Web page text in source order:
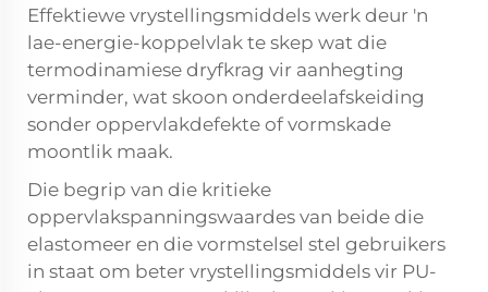
Effektiewe vrystellingsmiddels werk deur 'n
lae-energie-koppelvlak te skep wat die
termodinamiese dryfkrag vir aanhegting
verminder, wat skoon onderdeelafskeiding
sonder oppervlakdefekte of vormskade
moontlik maak.
Die begrip van die kritieke
oppervlakspanningswaardes van beide die
elastomeer en die vormstelsel stel gebruikers
in staat om beter vrystellingsmiddels vir PU-